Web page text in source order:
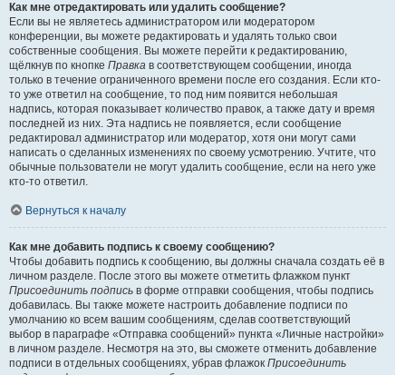
Как мне отредактировать или удалить сообщение?
Если вы не являетесь администратором или модератором
конференции, вы можете редактировать и удалять только свои
собственные сообщения. Вы можете перейти к редактированию,
щёлкнув по кнопке Правка в соответствующем сообщении, иногда
только в течение ограниченного времени после его создания. Если кто-
то уже ответил на сообщение, то под ним появится небольшая
надпись, которая показывает количество правок, а также дату и время
последней из них. Эта надпись не появляется, если сообщение
редактировал администратор или модератор, хотя они могут сами
написать о сделанных изменениях по своему усмотрению. Учтите, что
обычные пользователи не могут удалить сообщение, если на него уже
кто-то ответил.
Вернуться к началу
Как мне добавить подпись к своему сообщению?
Чтобы добавить подпись к сообщению, вы должны сначала создать её в
личном разделе. После этого вы можете отметить флажком пункт
Присоединить подпись в форме отправки сообщения, чтобы подпись
добавилась. Вы также можете настроить добавление подписи по
умолчанию ко всем вашим сообщениям, сделав соответствующий
выбор в параграфе «Отправка сообщений» пункта «Личные настройки»
в личном разделе. Несмотря на это, вы сможете отменить добавление
подписи в отдельных сообщениях, убрав флажок Присоединить